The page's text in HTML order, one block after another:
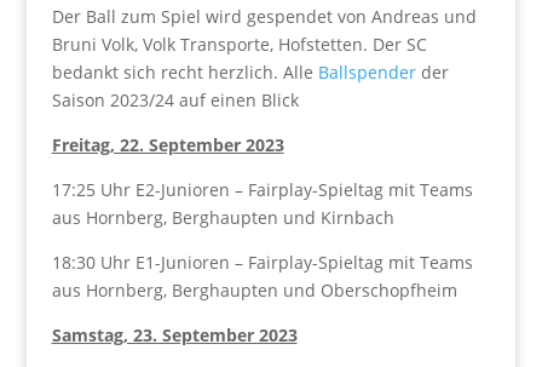
Der Ball zum Spiel wird gespendet von Andreas und
Bruni Volk, Volk Transporte, Hofstetten. Der SC
bedankt sich recht herzlich. Alle Ballspenderder
Saison 2023/24 auf einen Blick
Freitag, 22. September 2023
17:25 Uhr E2-Junioren – Fairplay-Spieltag mit Teams
aus Hornberg, Berghaupten und Kirnbach
18:30 Uhr E1-Junioren – Fairplay-Spieltag mit Teams
aus Hornberg, Berghaupten und Oberschopfheim
Samstag, 23. September 2023